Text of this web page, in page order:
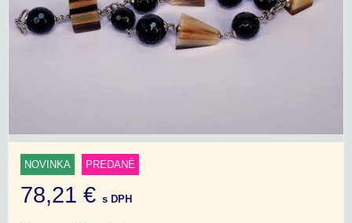
NOVINKA PREDANÉ
78,21 € s DPH